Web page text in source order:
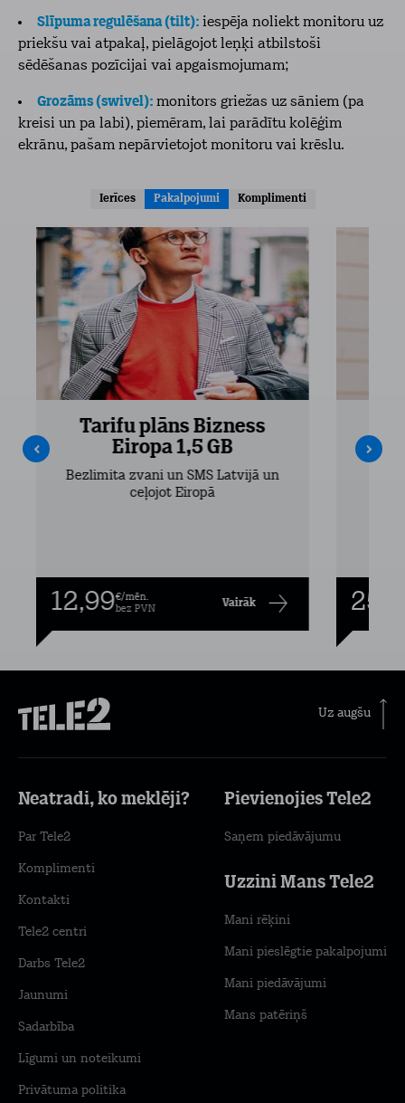
Slīpuma regulēšana (tilt): iespēja noliekt monitoru uz
priekšu vai atpakaļ, pielāgojot leņķi atbilstoši
sēdēšanas pozīcijai vai apgaismojumam;
Grozāms (swivel): monitors griežas uz sāniem (pa
kreisi un pa labi), piemēram, lai parādītu kolēģim
ekrānu, pašam nepārvietojot monitoru vai krēslu.
Ierīces Pakalpojumi Komplimenti
Tarifu plāns Bizness
Eiropa 1,5 GB
Bezlimita zvani un SMS Latvijā un
ceļojot Eiropā
12,99€/mēn.
bez PVN
Vairāk
Uz augšu
Neatradi, ko meklēji?
Par Tele2
Komplimenti
Kontakti
Tele2 centri
Darbs Tele2
Jaunumi
Sadarbība
Līgumi un noteikumi
Privātuma politika
Pievienojies Tele2
Saņem piedāvājumu
Uzzini Mans Tele2
Mani rēķini
Mani pieslēgtie pakalpojumi
Mani piedāvājumi
Mans patēriņš